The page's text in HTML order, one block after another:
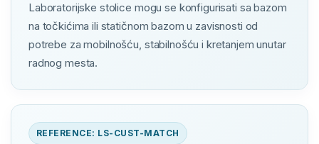
Laboratorijske stolice mogu se konfigurisati sa bazom
na točkićima ili statičnom bazom u zavisnosti od
potrebe za mobilnošću, stabilnošću i kretanjem unutar
radnog mesta.
REFERENCE: LS-CUST-MATCH